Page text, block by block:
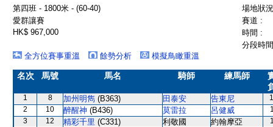
第四班 - 1800米 - (60-40)
場地狀
愛群讓賽
賽道 :
HK$ 967,000
時間 :
分段時
全方位賽事重溫
餘勢分析 模擬鳥瞰重溫
名次 馬號 馬名 騎師 練馬師
1 8 加州明雋 (B363) 田泰安 告東尼
2
10 醉醒神 (B436) 莫雷拉 呂健威
3
12 精彩千里 (C331) 利敬國 約翰摩亞